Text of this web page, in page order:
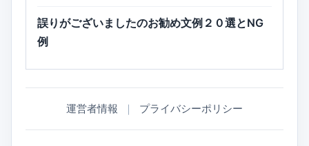
誤りがございましたのお勧め文例２０選とNG
例
運営者情報 ｜ プライバシーポリシー